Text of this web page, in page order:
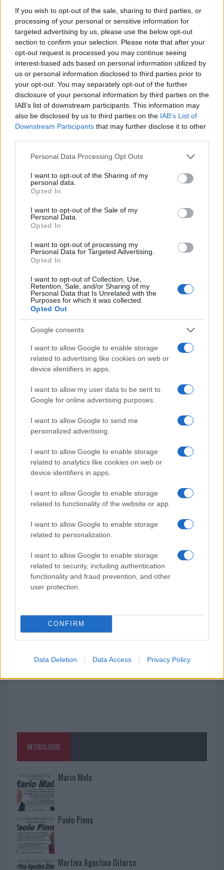
If you wish to opt-out of the sale, sharing to third parties, or
processing of your personal or sensitive information for
targeted advertising by us, please use the below opt-out
section to confirm your selection. Please note that after your
opt-out request is processed you may continue seeing
interest-based ads based on personal information utilized by
us or personal information disclosed to third parties prior to
your opt-out. You may separately opt-out of the further
disclosure of your personal information by third parties on the
IAB’s list of downstream participants. This information may
also be disclosed by us to third parties on the IAB’s List of
Downstream Participants that may further disclose it to other
Please note that this website/app uses one or more Google
not limited to your visit or usage behaviour. You may click to
grant or deny consent to Google and its third-party tags to
use your data for below specified purposes in below Google
consent section.
Personal Data Processing Opt Outs
I want to opt-out of the Sharing of my
personal data.
Opted In
I want to opt-out of the Sale of my
Personal Data.
Opted In
I want to opt-out of processing my
Personal Data for Targeted Advertising.
Opted In
I want to opt-out of Collection, Use,
Retention, Sale, and/or Sharing of my
Personal Data that Is Unrelated with the
Purposes for which it was collected.
Opted Out
Google consents
I want to allow Google to enable storage
related to advertising like cookies on web or
device identifiers in apps.
I want to allow my user data to be sent to
Google for online advertising purposes.
I want to allow Google to send me
personalized advertising.
I want to allow Google to enable storage
related to analytics like cookies on web or
device identifiers in apps.
I want to allow Google to enable storage
related to functionality of the website or app.
I want to allow Google to enable storage
related to personalization.
I want to allow Google to enable storage
related to security, including authentication
functionality and fraud prevention, and other
user protection.
CONFIRM
Data Deletion Data Access Privacy Policy
345 356 7512
Notizie in tempo reale?
Entra nel canale telegram di
GalluraOggi.it
Ricevi le nostre ultime news
daGoogle News
Condividi l'articolo
F
a
ce
b
o
o
k
T
w
it
te
r
n
re
st
h
s
A
h
re
Prossimo articolo
NOTIZIE RECENTI
Incidente sulla strada provinciale ad Arzachena,
un ferito
Sangue, musica e solidarietà con Avis Olbia al
Delta Center
Meteo Olbia 9 agosto, temperature in calo
Salmo finisce in ospedale a Catania, ma il tour
va avanti: “Sicilia, ci sono”
Jovanotti, Gabry Ponte e Alfa: Olbia ombelico del
mondo per una notte
Giorgia Meloni a La Maddalena, la vicesindaco:
“Orgoglio e discrezione per visita privata̶…
NECROLOGIE
Mario Malu
Paolo Pinna
Martina Agostina Diturco